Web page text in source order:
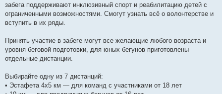
забега поддерживают инклюзивный спорт и реабилитацию детей с
ограниченными возможностями. Смогут узнать всё о волонтерстве и
вступить в их ряды.
Принять участие в забеге могут все желающие любого возраста и
уровня беговой подготовки, для юных бегунов приготовлены
отдельные дистанции.
Выбирайте одну из 7 дистанций:
• Эстафета 4х5 км — для команд с участниками от 18 лет